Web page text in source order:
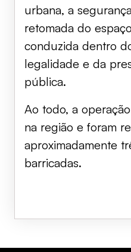
urbana, a
retomada do
conduzida dentro
legalidade e da
pública.
Ao todo, a
na região e foram
aproximadamente
barricadas.